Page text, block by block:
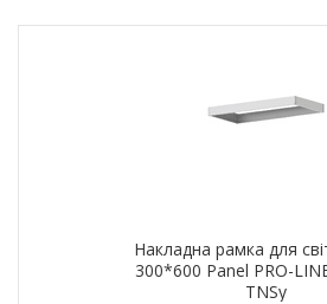
Накладна рамка для
300*600 Panel PRO-
TNSy